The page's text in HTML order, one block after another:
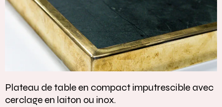
Vasque intégrée monobloc — élégance et
continuité parfaite